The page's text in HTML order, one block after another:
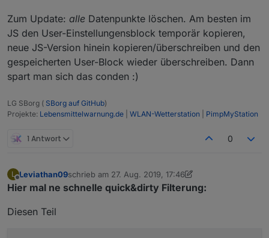
Zum Update: alle Datenpunkte löschen. Am besten im
JS den User-Einstellungensblock temporär kopieren,
neue JS-Version hinein kopieren/überschreiben und den
gespeicherten User-Block wieder überschreiben. Dann
spart man sich das conden :)
LG SBorg ( SBorg auf GitHub)
Projekte: Lebensmittelwarnung.de WLAN-Wetterstation PimpMyStation
1 Antwort 0
L Leviathan09schrieb am 27. Aug. 2019, 17:46
zuletzt editiert von Leviathan09
Hier mal ne schnelle quick&dirty Filterung:
Diesen Teil